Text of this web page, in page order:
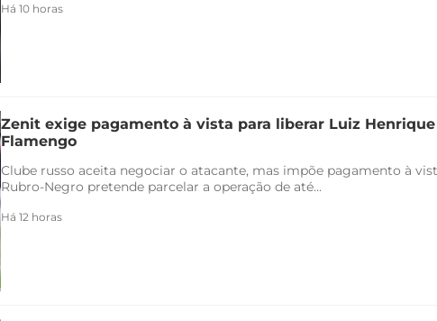
Há 10 horas
Zenit exige pagamento à vista para liberar Luiz Henrique
Flamengo
Clube russo aceita negociar o atacante, mas impõe pagamento à
Rubro-Negro pretende parcelar a operação de até...
Há 12 horas